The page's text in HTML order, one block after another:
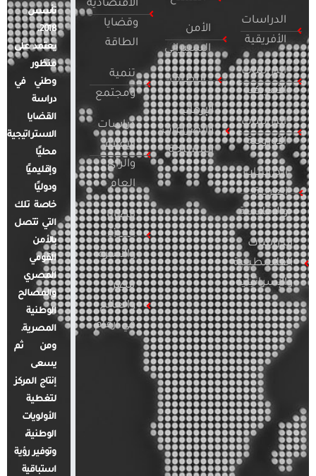
الدراسات
الأفريقية
الدراسات
الأمريكية
الدراسات
الأوروبية
الدراسات
العربية
والإقليمية
الدراسات
الفلسطينية
والإسرائيلية
الأمن
السيبراني
التطرف
الإرهاب
والصراعات
المسلحة
الاقتصادية
وقضايا
الطاقة
تنمية
ومجتمع
دراسات
الإعلام
والرأي
العام
قضايا
المرأة
والأسرة
مصر
والعالم
في أرقام
تأسس
2018.
يعتمد على
منظور
وطني في
دراسة
القضايا
الاستراتيجية
محليًا
وإقليميًا
ودوليًا
خاصة تلك
التي تتصل
بالأمن
القومي
المصري
والمصالح
الوطنية
المصرية.
ومن ثم
يسعى
إنتاج المركز
لتغطية
الأولويات
الوطنية،
وتوفير رؤية
استباقية